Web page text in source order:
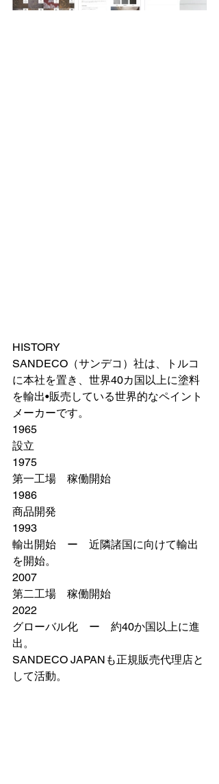
HISTORY
SANDECO（サンデコ）社は、トルコ
に本社を置き、世界40カ国以上に塗料
を輸出•販売している世界的なペイント
メーカーです。
1965
設立
1975
第一工場　稼働開始
1986
商品開発
1993
輸出開始　ー　近隣諸国に向けて輸出
を開始。
2007
第二工場　稼働開始
2022
グローバル化　ー　約40か国以上に進
出。
SANDECO JAPANも正規販売代理店と
して活動。